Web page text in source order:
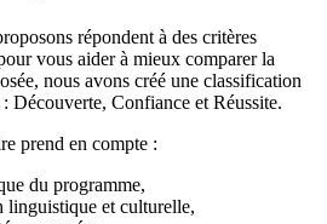
répondent à des critères
vous aider à mieux comparer la
nous avons créé une classification
Découverte, Confiance et Réussite.
prend en compte :
du programme,
linguistique et culturelle,